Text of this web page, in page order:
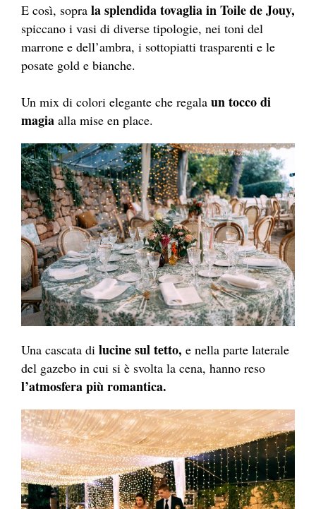
E così, sopra la splendida tovaglia in Toile de Jouy,
spiccano i vasi di diverse tipologie, nei toni del
marrone e dell’ambra, i sottopiatti trasparenti e le
posate gold e bianche.
Un mix di colori elegante che regala un tocco di
magia alla mise en place.
Una cascata di lucine sul tetto, e nella parte laterale
del gazebo in cui si è svolta la cena, hanno reso
l’atmosfera più romantica.